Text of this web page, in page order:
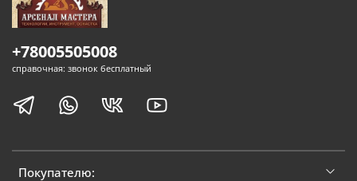
Покупателю:
+78005505008
справочная: звонок бесплатный